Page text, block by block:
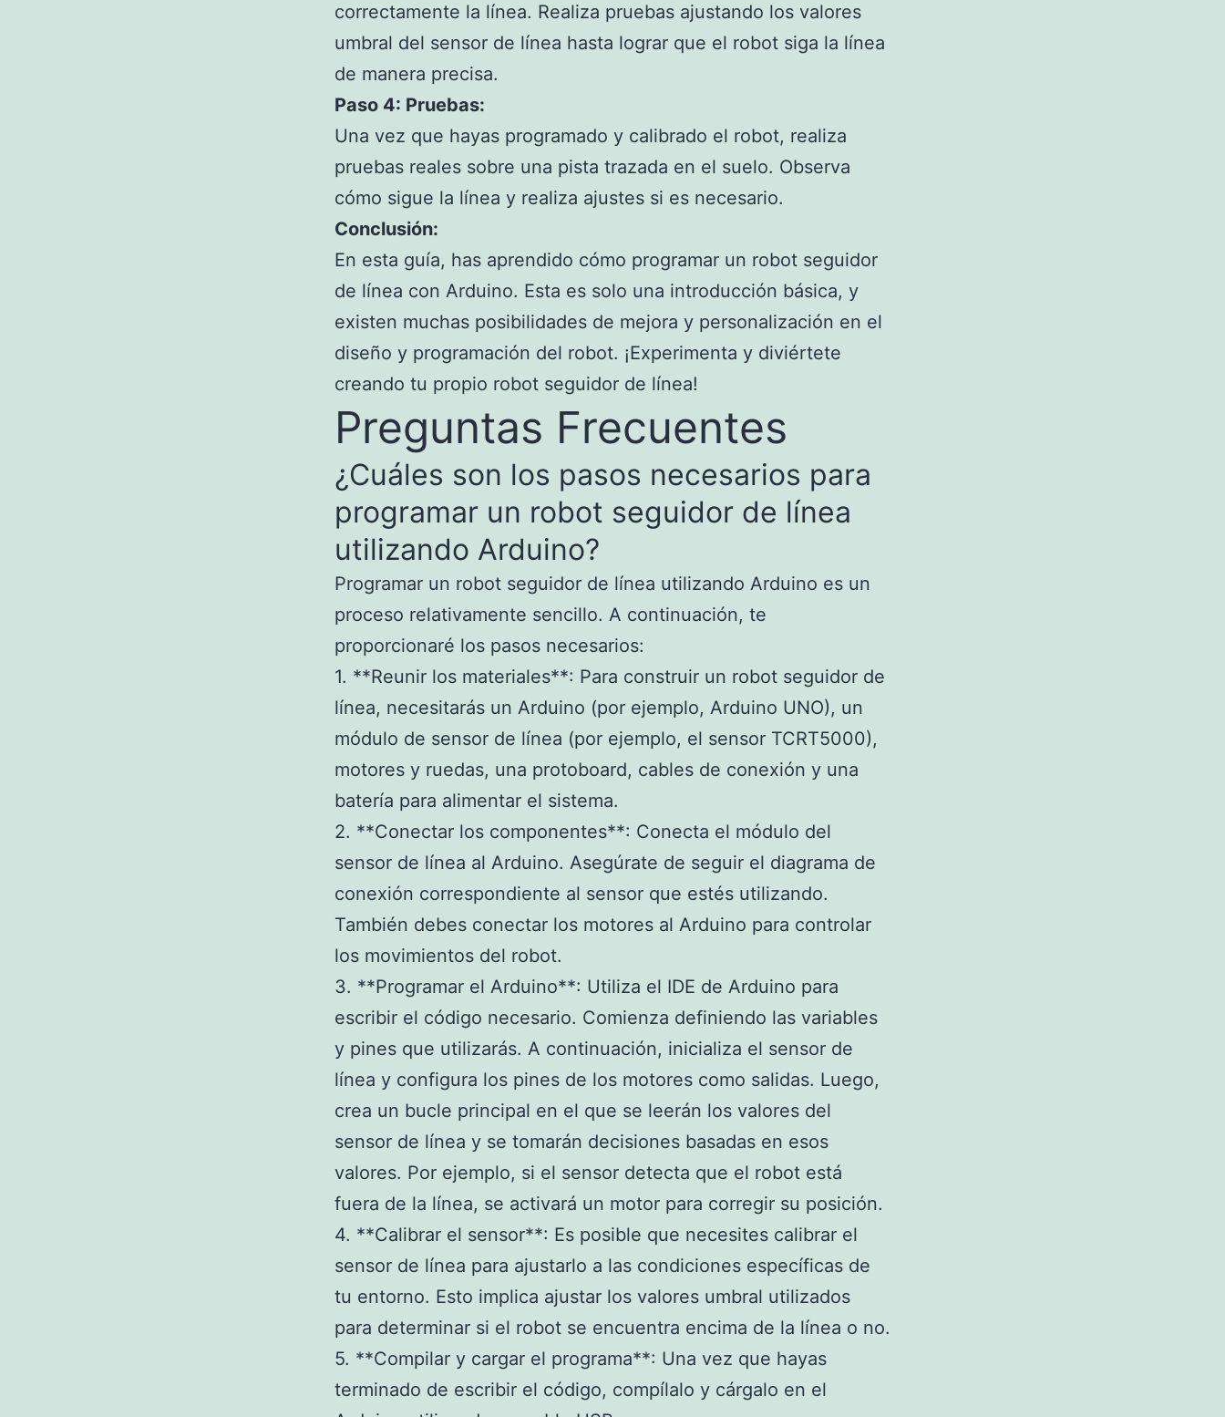
correctamente la línea. Realiza pruebas ajustando los valores
umbral del sensor de línea hasta lograr que el robot siga la línea
de manera precisa.
Paso 4: Pruebas:
Una vez que hayas programado y calibrado el robot, realiza
pruebas reales sobre una pista trazada en el suelo. Observa
cómo sigue la línea y realiza ajustes si es necesario.
Conclusión:
En esta guía, has aprendido cómo programar un robot seguidor
de línea con Arduino. Esta es solo una introducción básica, y
existen muchas posibilidades de mejora y personalización en el
diseño y programación del robot. ¡Experimenta y diviértete
creando tu propio robot seguidor de línea!
Preguntas Frecuentes
¿Cuáles son los pasos necesarios para
programar un robot seguidor de línea
utilizando Arduino?
Programar un robot seguidor de línea utilizando Arduino es un
proceso relativamente sencillo. A continuación, te
proporcionaré los pasos necesarios:
1. **Reunir los materiales**: Para construir un robot seguidor de
línea, necesitarás un Arduino (por ejemplo, Arduino UNO), un
módulo de sensor de línea (por ejemplo, el sensor TCRT5000),
motores y ruedas, una protoboard, cables de conexión y una
batería para alimentar el sistema.
2. **Conectar los componentes**: Conecta el módulo del
sensor de línea al Arduino. Asegúrate de seguir el diagrama de
conexión correspondiente al sensor que estés utilizando.
También debes conectar los motores al Arduino para controlar
los movimientos del robot.
3. **Programar el Arduino**: Utiliza el IDE de Arduino para
escribir el código necesario. Comienza definiendo las variables
y pines que utilizarás. A continuación, inicializa el sensor de
línea y configura los pines de los motores como salidas. Luego,
crea un bucle principal en el que se leerán los valores del
sensor de línea y se tomarán decisiones basadas en esos
valores. Por ejemplo, si el sensor detecta que el robot está
fuera de la línea, se activará un motor para corregir su posición.
4. **Calibrar el sensor**: Es posible que necesites calibrar el
sensor de línea para ajustarlo a las condiciones específicas de
tu entorno. Esto implica ajustar los valores umbral utilizados
para determinar si el robot se encuentra encima de la línea o no.
5. **Compilar y cargar el programa**: Una vez que hayas
terminado de escribir el código, compílalo y cárgalo en el